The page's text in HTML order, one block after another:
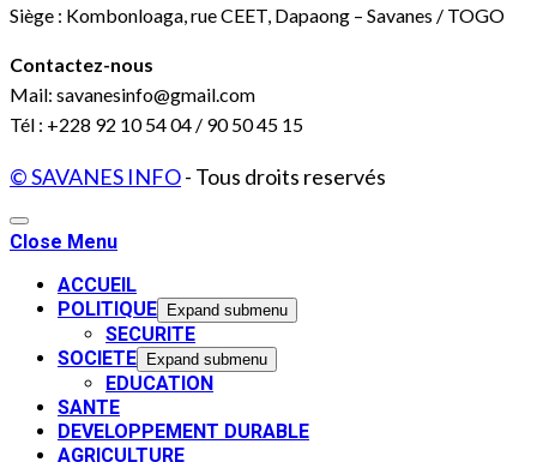
Siège : Kombonloaga, rue CEET, Dapaong – Savanes / TOGO
Contactez-nous
Mail: savanesinfo@gmail.com
Tél : +228 92 10 54 04 / 90 50 45 15
© SAVANES INFO- Tous droits reservés
Close Menu
ACCUEIL
POLITIQUE
Expand submenu
SECURITE
SOCIETE
Expand submenu
EDUCATION
SANTE
DEVELOPPEMENT DURABLE
AGRICULTURE